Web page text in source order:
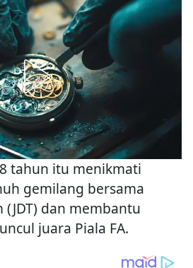
tahun itu menikmati
gemilang bersama
(JDT) dan membantu
juara Piala FA.